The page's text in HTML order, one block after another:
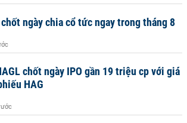
ngày chia cổ tức ngay trong tháng 8
chốt ngày IPO gần 19 triệu cp với giá
HAG